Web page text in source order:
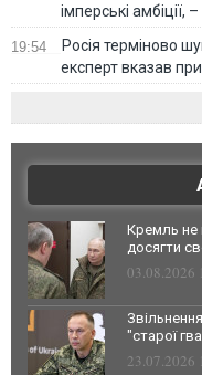
імперські амбіції,
19:54
Росія терміново
експерт вказав
Кремль не
досягти
03.08.2026
"старої
23.07.2026